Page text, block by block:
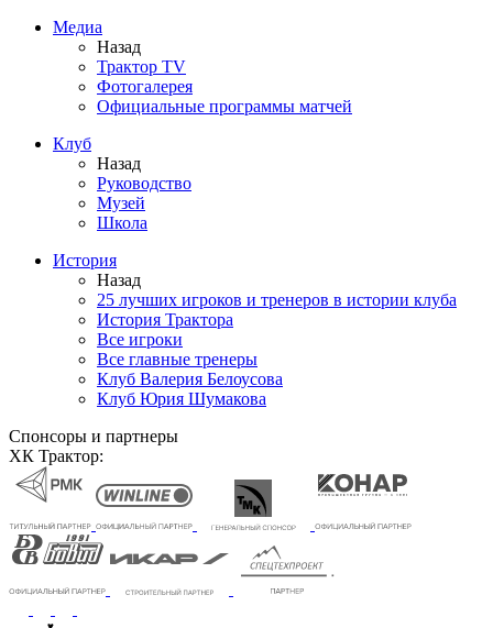
Медиа
Назад
Трактор TV
Фотогалерея
Официальные программы матчей
Клуб
Назад
Руководство
Музей
Школа
История
Назад
25 лучших игроков и тренеров в истории клуба
История Трактора
Все игроки
Все главные тренеры
Клуб Валерия Белоусова
Клуб Юрия Шумакова
Спонсоры и партнеры
ХК Трактор: